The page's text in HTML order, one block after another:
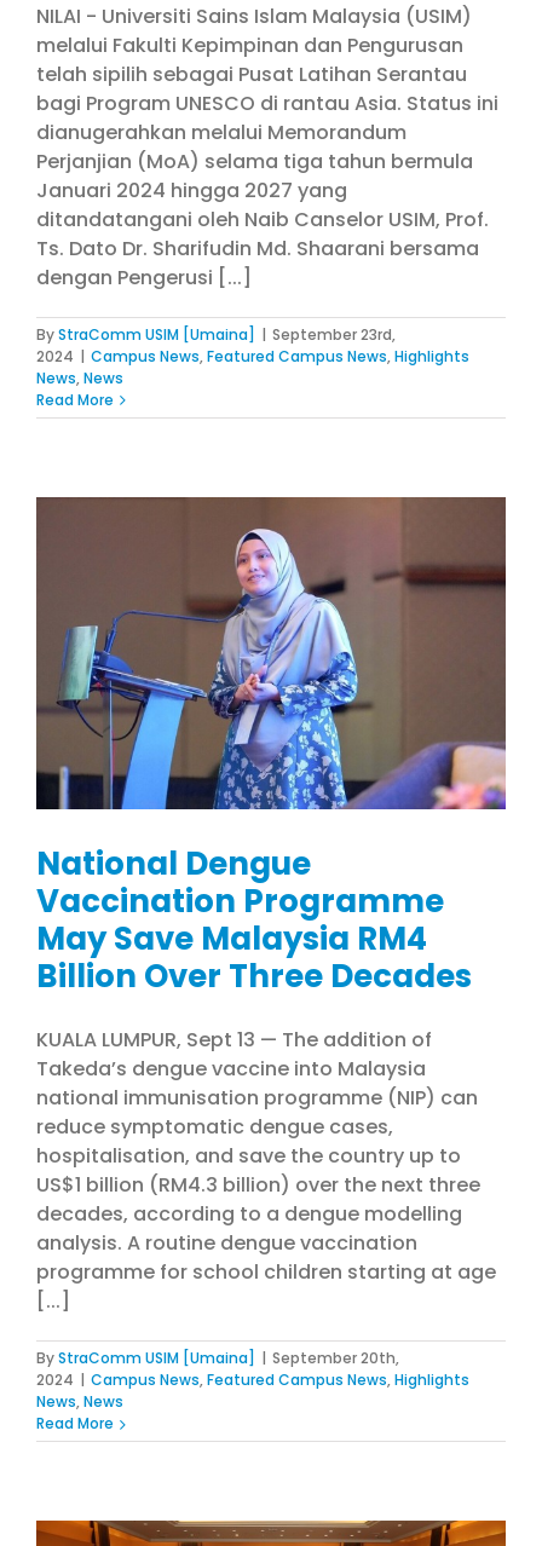
NILAI - Universiti Sains Islam Malaysia (USIM)
melalui Fakulti Kepimpinan dan Pengurusan
telah sipilih sebagai Pusat Latihan Serantau
bagi Program UNESCO di rantau Asia. Status ini
dianugerahkan melalui Memorandum
Perjanjian (MoA) selama tiga tahun bermula
Januari 2024 hingga 2027 yang
ditandatangani oleh Naib Canselor USIM, Prof.
Ts. Dato Dr. Sharifudin Md. Shaarani bersama
dengan Pengerusi [...]
ByStraComm USIM [Umaina] | September 23rd,
2024 | Campus News,Featured Campus News,Highlights
News,News
Read More
National Dengue
Vaccination Programme
May Save Malaysia RM4
Billion Over Three Decades
KUALA LUMPUR, Sept 13 — The addition of
Takeda’s dengue vaccine into Malaysia
national immunisation programme (NIP) can
reduce symptomatic dengue cases,
hospitalisation, and save the country up to
US$1 billion (RM4.3 billion) over the next three
decades, according to a dengue modelling
analysis. A routine dengue vaccination
programme for school children starting at age
[...]
ByStraComm USIM [Umaina] | September 20th,
2024 | Campus News,Featured Campus News,Highlights
News,News
Read More